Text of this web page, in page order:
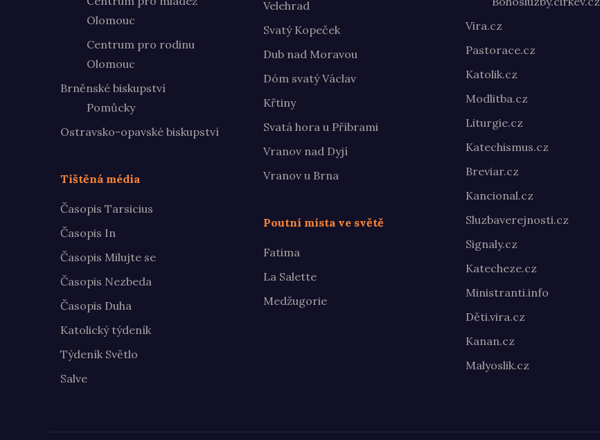
Olomouc
Centrum pro rodinu
Olomouc
Brněnské biskupství
Pomůcky
Ostravsko-opavské biskupství
Tištěná média
Časopis Tarsicius
Časopis In
Časopis Milujte se
Časopis Nezbeda
Časopis Duha
Katolický týdeník
Týdeník Světlo
Salve
Velehrad
Svatý Kopeček
Dub nad Moravou
Dóm svatý Václav
Křtiny
Svatá hora u Příbrami
Vranov nad Dyjí
Vranov u Brna
Poutní místa ve světě
Fatima
La Salette
Medžugorie
Vira.cz
Pastorace.cz
Katolik.cz
Modlitba.cz
Liturgie.cz
Katechismus.cz
Breviar.cz
Kancional.cz
Sluzbaverejnosti.cz
Signaly.cz
Katecheze.cz
Ministranti.info
Děti.vira.cz
Kanan.cz
Malyoslik.cz